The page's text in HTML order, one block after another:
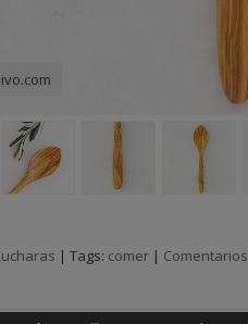
| Tags: comer | Comentarios